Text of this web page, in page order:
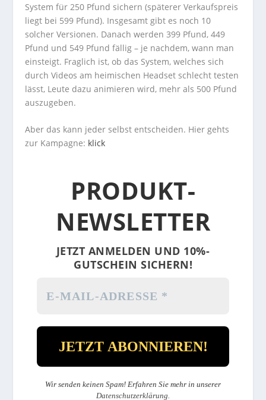
System für 250 Pfund sichern (späterer Verkaufspreis
liegt bei 599 Pfund). Insgesamt gibt es noch 10
solcher Versionen. Danach werden 399 Pfund, 449
Pfund und 549 Pfund fällig – je nachdem, wann man
einsteigt. Fraglich ist, ob das System, welches sich
durch Videos am heimischen Headset schlecht testen
lässt, Leute dazu animieren wird, mehr als 500 Pfund
auszugeben.
Aber das kann jeder selbst entscheiden. Hier gehts
zur Kampagne: klick
PRODUKT-
NEWSLETTER
JETZT ANMELDEN UND 10%-
GUTSCHEIN SICHERN!
Wir senden keinen Spam! Erfahren Sie mehr in unserer
Datenschutzerklärung.